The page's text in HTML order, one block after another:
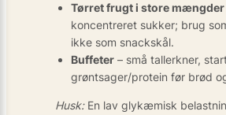
Tørret frugt i store mængder
koncentreret sukker; brug
ikke som snackskål.
Buffeter – små tallerkner,
grøntsager/protein før brød
Husk:En lav glykæmisk